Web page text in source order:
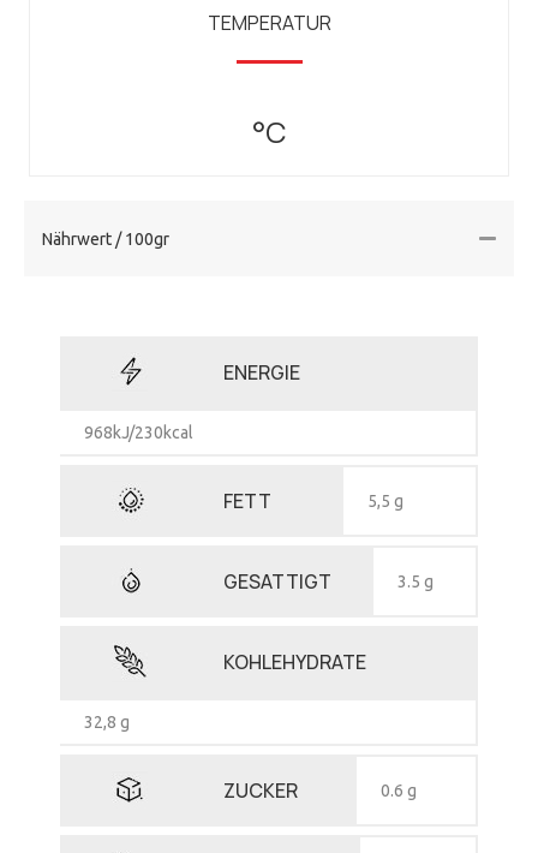
TEMPERATUR
°C
Nährwert / 100gr
ENERGIE
968kJ/230kcal
FETT 5,5 g
GESATTIGT 3.5 g
KOHLEHYDRATE
32,8 g
ZUCKER 0.6 g